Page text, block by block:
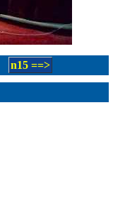
n15 ==>